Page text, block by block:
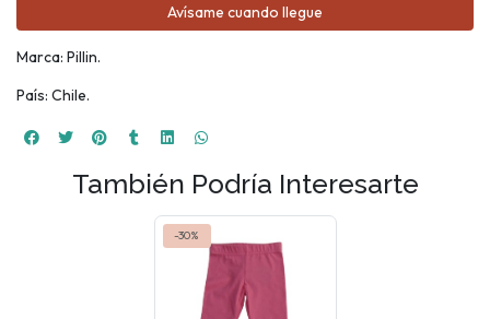
Avísame cuando llegue
Marca: Pillin.
País: Chile.
También Podría Interesarte
-30%